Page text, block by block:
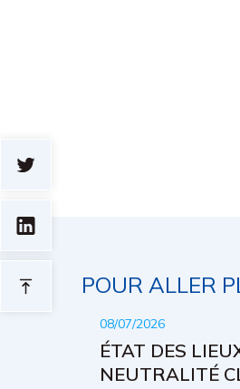
POUR ALLER
08/07/2026
ÉTAT DES
NEUTRALITÉ